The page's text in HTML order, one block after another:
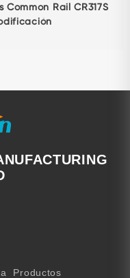
Rail CR317S
Productos